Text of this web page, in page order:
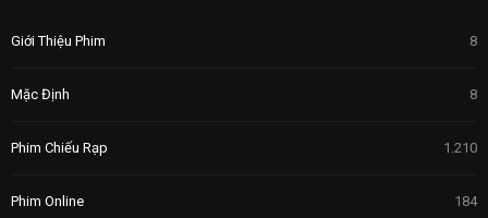
Giới Thiệu Phim 8
Mặc Định 8
Phim Chiếu Rạp 1.210
Phim Online 184